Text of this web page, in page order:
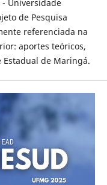
- Universidade
de Pesquisa
referenciada na
aportes teóricos,
de Maringá.